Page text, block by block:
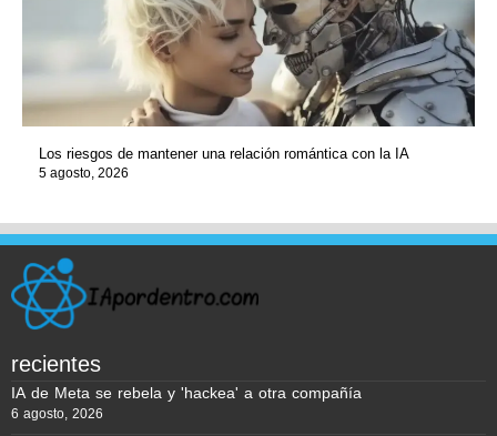
Los riesgos de mantener una relación romántica con la IA
5 agosto, 2026
recientes
IA de Meta se rebela y 'hackea' a otra compañía
6 agosto, 2026